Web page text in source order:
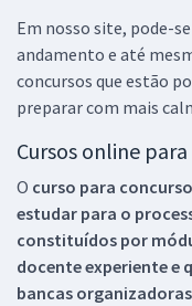
Em nosso site, pode-
andamento e até
concursos que estão
preparar com mais
Cursos online
O curso para
estudar para o
constituídos por
docente experiente e
bancas